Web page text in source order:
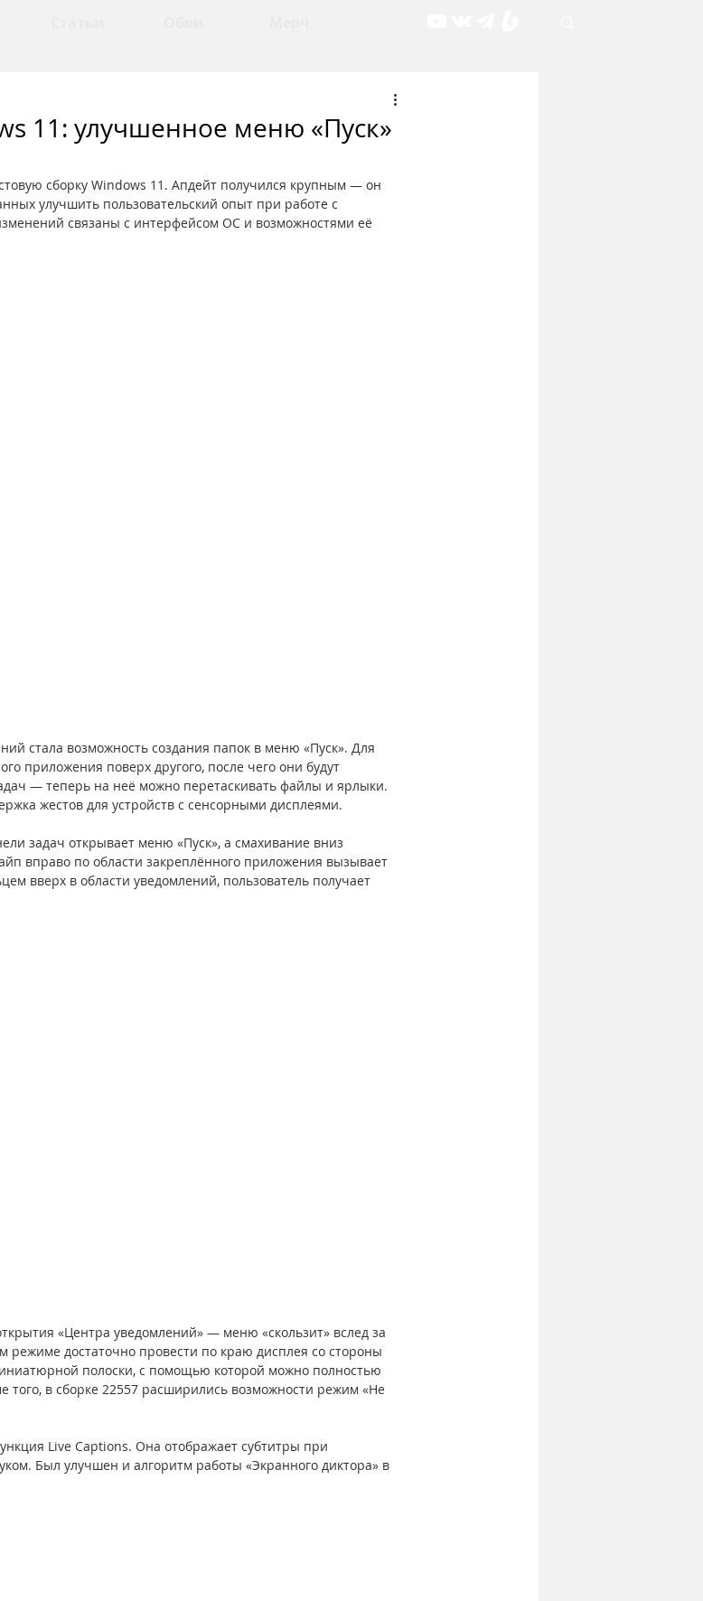
11: улучшенное меню «Пуск»
сборку Windows 11. Апдейт получился крупным — он
улучшить пользовательский опыт при работе с
связаны с интерфейсом ОС и возможностями её
стала возможность создания папок в меню «Пуск». Для
приложения поверх другого, после чего они будут
— теперь на неё можно перетаскивать файлы и ярлыки.
жестов для устройств с сенсорными дисплеями.
задач открывает меню «Пуск», а смахивание вниз
вправо по области закреплённого приложения вызывает
вверх в области уведомлений, пользователь получает
«Центра уведомлений» — меню «скользит» вслед за
достаточно провести по краю дисплея со стороны
полоски, с помощью которой можно полностью
того, в сборке 22557 расширились возможности режим «Не
Live Captions. Она отображает субтитры при
Был улучшен и алгоритм работы «Экранного диктора» в